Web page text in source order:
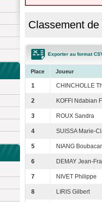
Classement
Exporter au format
Place Joueur
1 CHINCHOLLE
2 KOFFI Ndabian
3 ROUX Sandra
4 SUISSA Marie-
5 NIANG Boubacar
6 DEMAY Jean-
7 NIVET Philippe
8 LIRIS Gilbert